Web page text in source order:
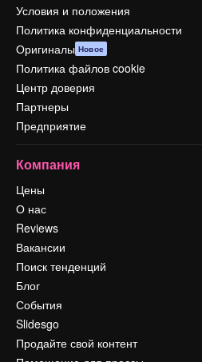
Условия и положения
Политика конфиденциальности
Оригиналы Новое
Политика файлов cookie
Центр доверия
Партнеры
Предприятие
Компания
Цены
О нас
Reviews
Вакансии
Поиск тенденций
Блог
События
Slidesgo
Продайте свой контент